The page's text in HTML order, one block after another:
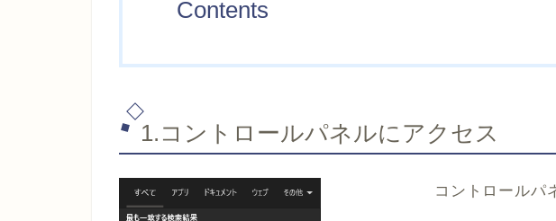
Contents
1.コントロールパネルにアクセス
コントロールパ